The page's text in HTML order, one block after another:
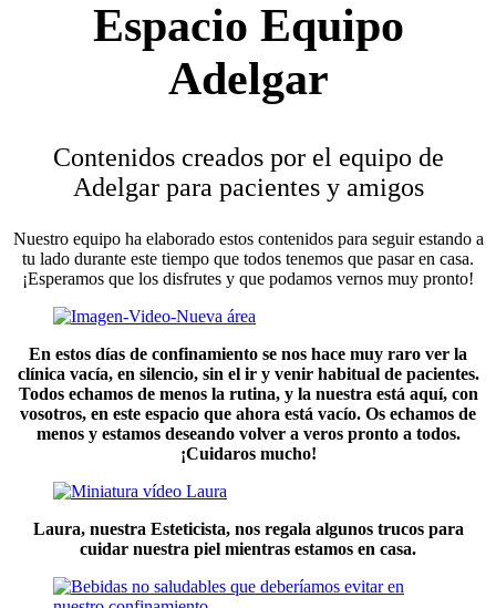
Espacio Equipo
Adelgar
Contenidos creados por el equipo de
Adelgar para pacientes y amigos
Nuestro equipo ha elaborado estos contenidos para seguir estando a
tu lado durante este tiempo que todos tenemos que pasar en casa.
¡Esperamos que los disfrutes y que podamos vernos muy pronto!
En estos días de confinamiento se nos hace muy raro ver la
clínica vacía, en silencio, sin el ir y venir habitual de pacientes.
Todos echamos de menos la rutina, y la nuestra está aquí, con
vosotros, en este espacio que ahora está vacío. Os echamos de
menos y estamos deseando volver a veros pronto a todos.
¡Cuidaros mucho!
Laura, nuestra Esteticista, nos regala algunos trucos para
cuidar nuestra piel mientras estamos en casa.